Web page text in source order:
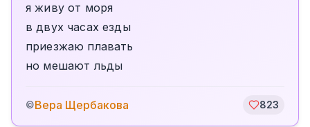
я живу от моря
в двух часах езды
приезжаю плавать
но мешают льды
©Вера Щербакова 823